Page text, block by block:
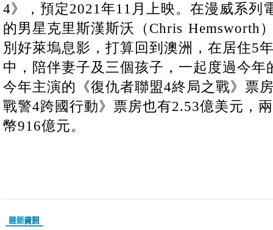
4》，預定2021年11月上映。在漫威系列
的男星克里斯漢斯沃（Chris Hemsworth
別好萊塢息影，打算回到澳洲，在居住5
中，陪伴妻子及三個孩子，一起度過今
今年主演的《復仇者聯盟4終局之戰》票
戰警4跨國行動》票房也有2.53億美元，
幣916億元。